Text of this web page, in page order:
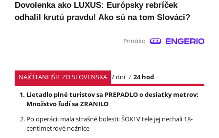
Dovolenka ako LUXUS: Európsky rebríček
odhalil krutú pravdu! Ako sú na tom Slováci?
NAJČÍTANEJŠIE ZO SLOVENSKA 7 dní
24 hod
Lietadlo plné turistov sa PREPADLO o desiatky metrov:
Množstvo ľudí sa ZRANILO
Po operácii mala strašné bolesti: ŠOK! V tele jej nechali 18-
centimetrové nožnice